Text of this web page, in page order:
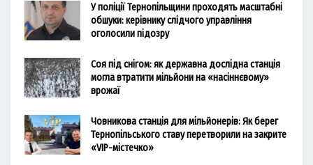
У поліції Тернопільщини проходять масштабні
обшуки: керівнику слідчого управління
оголосили підозру
Соя під снігом: як державна дослідна станція
могла втратити мільйони на «насіннєвому»
врожаї
Човникова станція для мільйонерів: Як берег
Тернопільського ставу перетворили на закрите
«VIP-містечко»